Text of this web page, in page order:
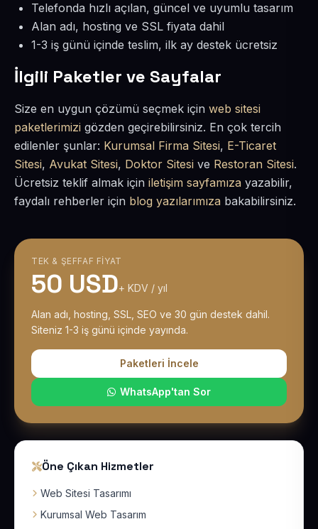
Telefonda hızlı açılan, güncel ve uyumlu tasarım
Alan adı, hosting ve SSL fiyata dahil
1-3 iş günü içinde teslim, ilk ay destek ücretsiz
İlgili Paketler ve Sayfalar
Size en uygun çözümü seçmek için web sitesi
paketlerimizi gözden geçirebilirsiniz. En çok tercih
edilenler şunlar: Kurumsal Firma Sitesi, E-Ticaret
Sitesi, Avukat Sitesi, Doktor Sitesi ve Restoran Sitesi.
Ücretsiz teklif almak için iletişim sayfamıza yazabilir,
faydalı rehberler için blog yazılarımıza bakabilirsiniz.
TEK & ŞEFFAF FIYAT
50 USD+ KDV / yıl
Alan adı, hosting, SSL, SEO ve 30 gün destek dahil.
Siteniz 1-3 iş günü içinde yayında.
Paketleri İncele
WhatsApp'tan Sor
Öne Çıkan Hizmetler
Web Sitesi Tasarımı
Kurumsal Web Tasarım